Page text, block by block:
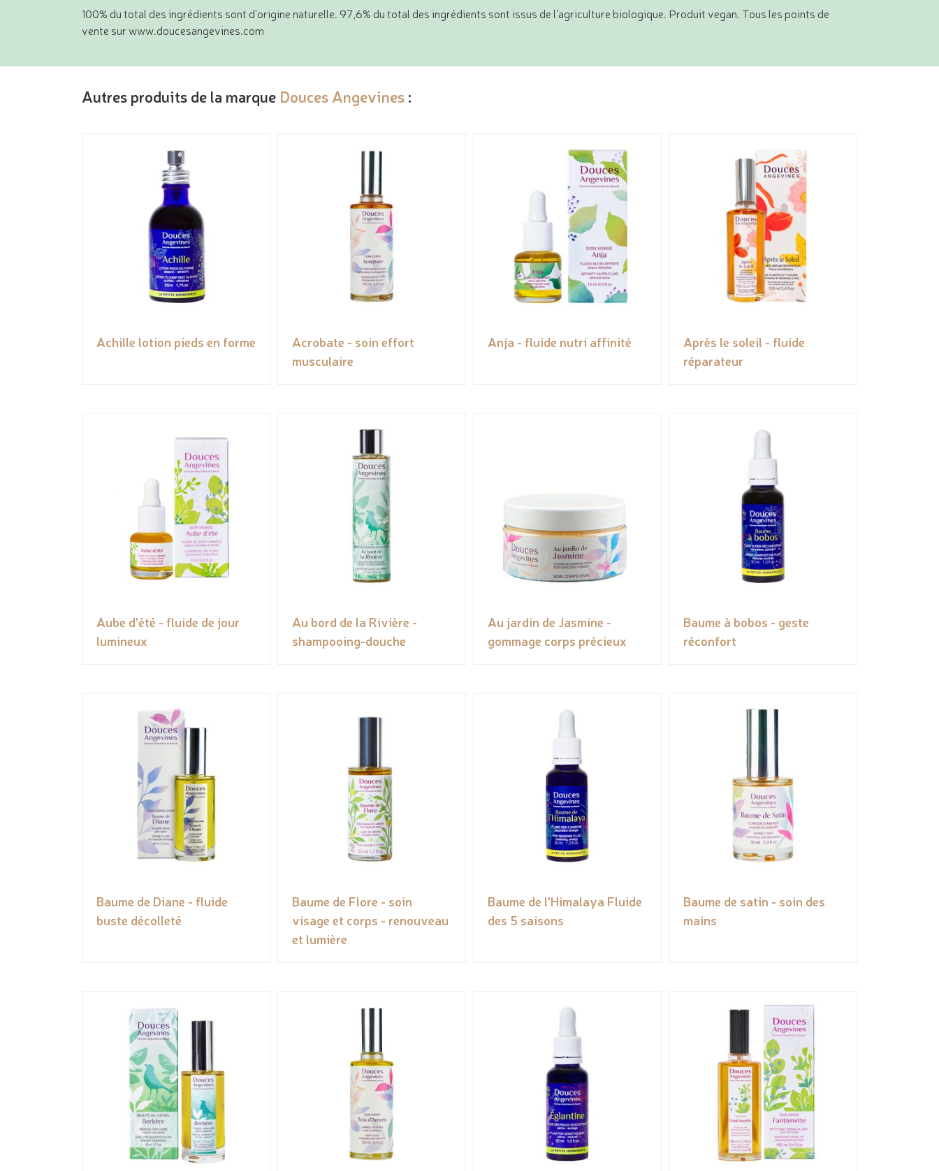
100% du total des ingrédients sont d'origine naturelle. 97,6% du total des ingrédients sont issus de l'agriculture biologique. Produit vegan. Tous les points de
vente sur www.doucesangevines.com
Autres produits de la marque Douces Angevines :
Achille lotion pieds en forme
Acrobate - soin effort
musculaire
Anja - fluide nutri affinité
Après le soleil - fluide
réparateur
Aube d'été - fluide de jour
lumineux
Au bord de la Rivière -
shampooing-douche
Au jardin de Jasmine -
gommage corps précieux
Baume à bobos - geste
réconfort
Baume de Diane - fluide
buste décolleté
Baume de Flore - soin
visage et corps - renouveau
et lumière
Baume de l'Himalaya Fluide
des 5 saisons
Baume de satin - soin des
mains